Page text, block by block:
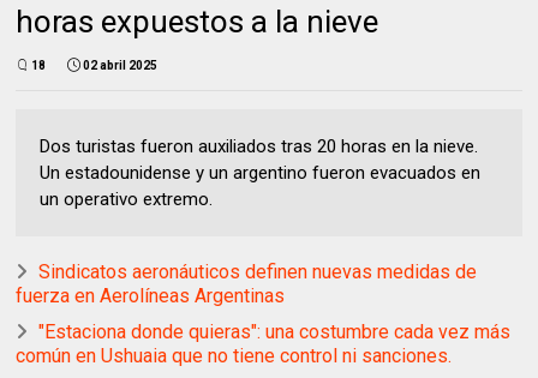
horas expuestos a la nieve
18 02 abril 2025
Dos turistas fueron auxiliados tras 20 horas en la nieve.
Un estadounidense y un argentino fueron evacuados en
un operativo extremo.
Sindicatos aeronáuticos definen nuevas medidas de
fuerza en Aerolíneas Argentinas
"Estaciona donde quieras": una costumbre cada vez más
común en Ushuaia que no tiene control ni sanciones.